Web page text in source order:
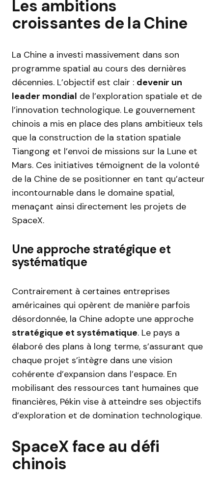
Les ambitions
croissantes de la Chine
La Chine a investi massivement dans son
programme spatial au cours des dernières
décennies. L’objectif est clair : devenir un
leader mondial de l’exploration spatiale et de
l’innovation technologique. Le gouvernement
chinois a mis en place des plans ambitieux tels
que la construction de la station spatiale
Tiangong et l’envoi de missions sur la Lune et
Mars. Ces initiatives témoignent de la volonté
de la Chine de se positionner en tant qu’acteur
incontournable dans le domaine spatial,
menaçant ainsi directement les projets de
SpaceX.
Une approche stratégique et
systématique
Contrairement à certaines entreprises
américaines qui opèrent de manière parfois
désordonnée, la Chine adopte une approche
stratégique et systématique. Le pays a
élaboré des plans à long terme, s’assurant que
chaque projet s’intègre dans une vision
cohérente d’expansion dans l’espace. En
mobilisant des ressources tant humaines que
financières, Pékin vise à atteindre ses objectifs
d’exploration et de domination technologique.
SpaceX face au défi
chinois